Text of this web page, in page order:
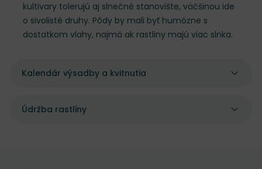
kultivary tolerujú aj slnečné stanovište, väčšinou ide
o sivolisté druhy. Pôdy by mali byť humózne s
dostatkom vlahy, najmä ak rastliny majú viac slnka.
Kalendár výsadby a kvitnutia
Údržba rastliny